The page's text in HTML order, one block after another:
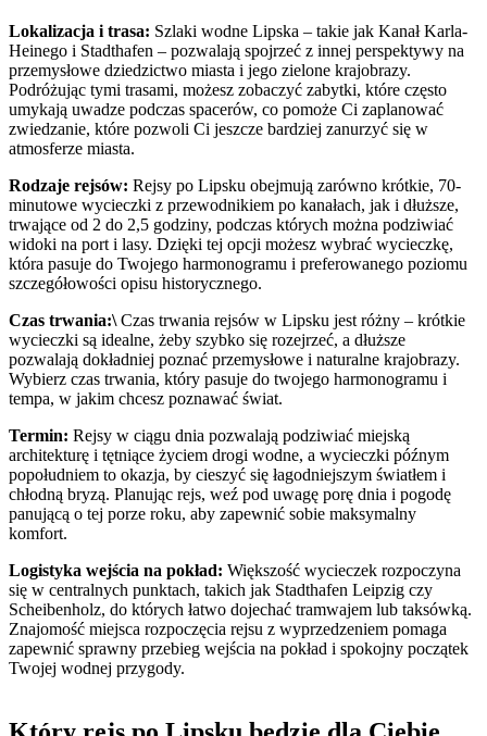
Lokalizacja i trasa: Szlaki wodne Lipska – takie jak Kanał Karla-
Heinego i Stadthafen – pozwalają spojrzeć z innej perspektywy na
przemysłowe dziedzictwo miasta i jego zielone krajobrazy.
Podróżując tymi trasami, możesz zobaczyć zabytki, które często
umykają uwadze podczas spacerów, co pomoże Ci zaplanować
zwiedzanie, które pozwoli Ci jeszcze bardziej zanurzyć się w
atmosferze miasta.
Rodzaje rejsów: Rejsy po Lipsku obejmują zarówno krótkie, 70-
minutowe wycieczki z przewodnikiem po kanałach, jak i dłuższe,
trwające od 2 do 2,5 godziny, podczas których można podziwiać
widoki na port i lasy. Dzięki tej opcji możesz wybrać wycieczkę,
która pasuje do Twojego harmonogramu i preferowanego poziomu
szczegółowości opisu historycznego.
Czas trwania:\Czas trwania rejsów w Lipsku jest różny – krótkie
wycieczki są idealne, żeby szybko się rozejrzeć, a dłuższe
pozwalają dokładniej poznać przemysłowe i naturalne krajobrazy.
Wybierz czas trwania, który pasuje do twojego harmonogramu i
tempa, w jakim chcesz poznawać świat.
Termin: Rejsy w ciągu dnia pozwalają podziwiać miejską
architekturę i tętniące życiem drogi wodne, a wycieczki późnym
popołudniem to okazja, by cieszyć się łagodniejszym światłem i
chłodną bryzą. Planując rejs, weź pod uwagę porę dnia i pogodę
panującą o tej porze roku, aby zapewnić sobie maksymalny
komfort.
Logistyka wejścia na pokład: Większość wycieczek rozpoczyna
się w centralnych punktach, takich jak Stadthafen Leipzig czy
Scheibenholz, do których łatwo dojechać tramwajem lub taksówką.
Znajomość miejsca rozpoczęcia rejsu z wyprzedzeniem pomaga
zapewnić sprawny przebieg wejścia na pokład i spokojny początek
Twojej wodnej przygody.